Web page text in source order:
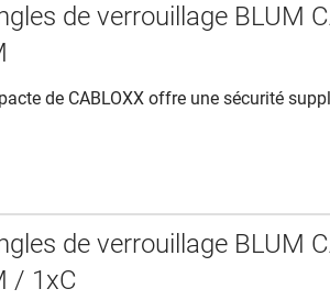
de verrouillage BLUM
de CABLOXX offre une sécurité
de verrouillage BLUM
/ 1xC